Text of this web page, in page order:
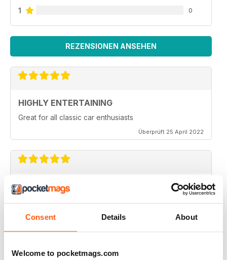
Consent Details About
Welcome to pocketmags.com
1 0
REZENSIONEN ANSEHEN
HIGHLY ENTERTAINING
Great for all classic car enthusiasts
Überprüft 25 April 2022
CLASSIC CAR BUYER